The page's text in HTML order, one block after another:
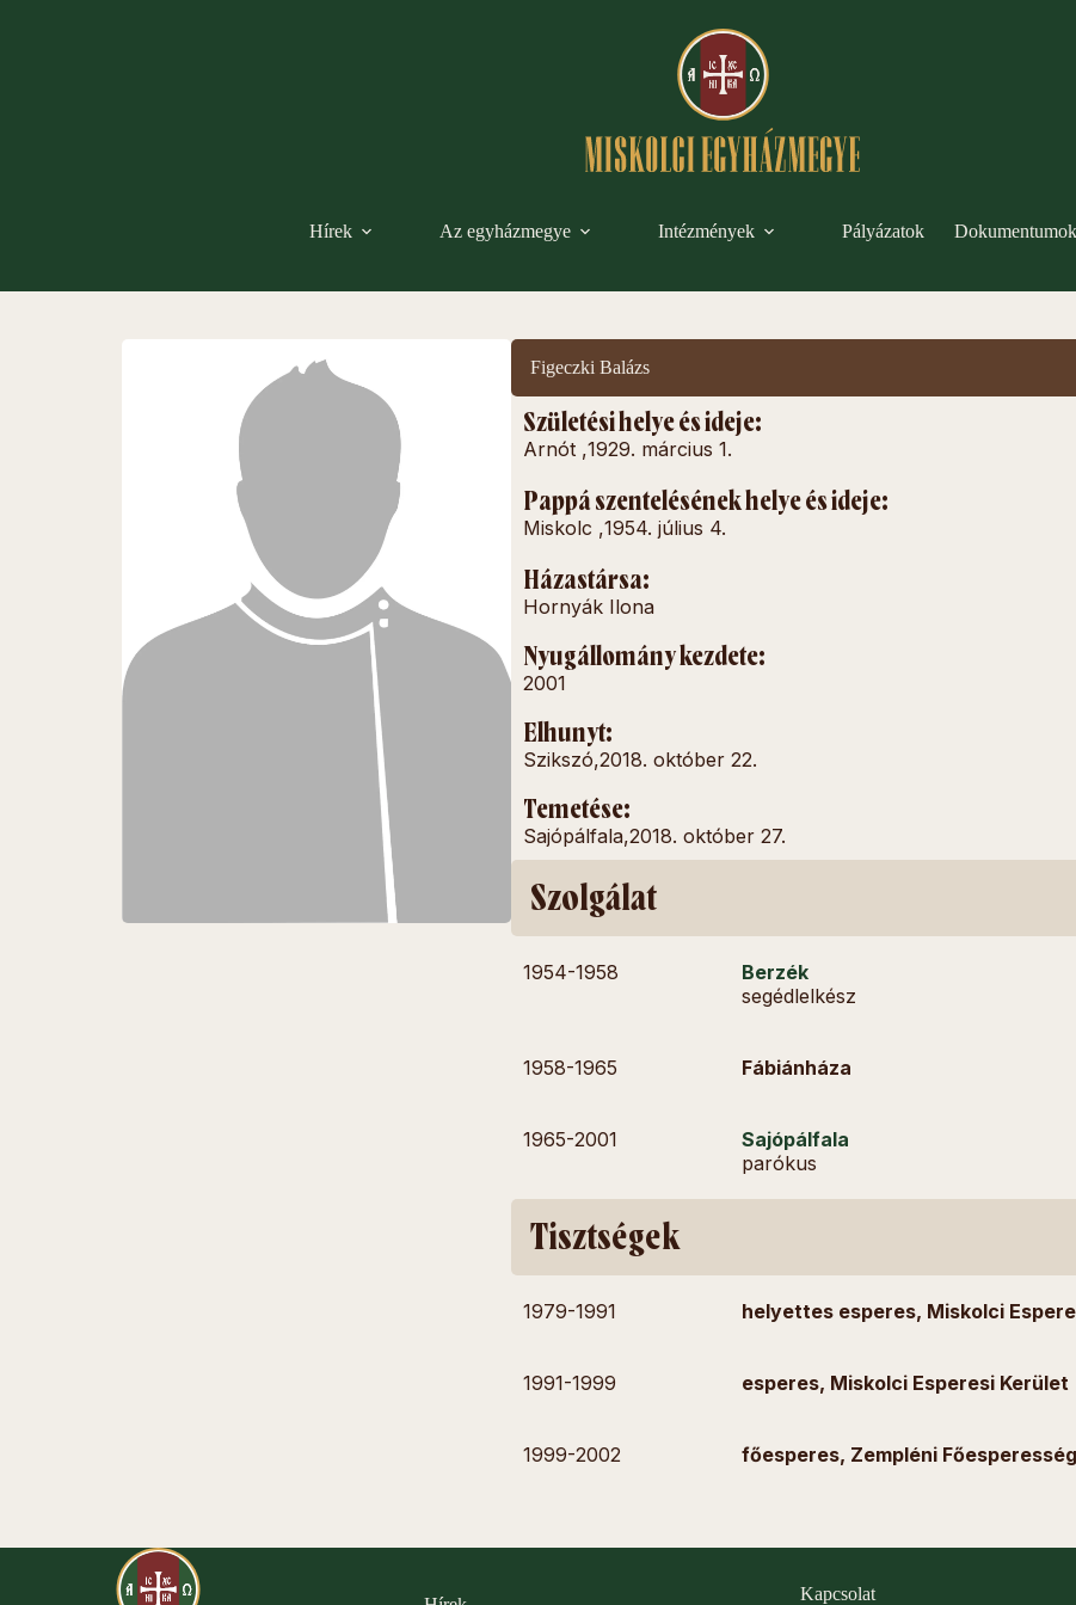
Hírek Az egyházmegye Intézmények Pályázatok Dokumentumok
Figeczki Balázs
Születési helye és ideje:
Arnót ,1929. március 1.
Pappá szentelésének helye és ideje:
Miskolc ,1954. július 4.
Házastársa:
Hornyák Ilona
Nyugállomány kezdete:
2001
Elhunyt:
Szikszó,2018. október 22.
Temetése:
Sajópálfala,2018. október 27.
Szolgálat
1954-1958
Berzék
segédlelkész
1958-1965 Fábiánháza
1965-2001
Sajópálfala
parókus
Tisztségek
1979-1991 helyettes esperes, Miskolci
1991-1999 esperes, Miskolci Esperesi Kerület
1999-2002 főesperes, Zempléni Főesperesség
Kapcsolat